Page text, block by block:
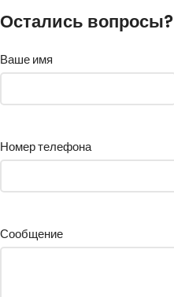
Остались вопросы?
Ваше имя
Номер телефона
Сообщение